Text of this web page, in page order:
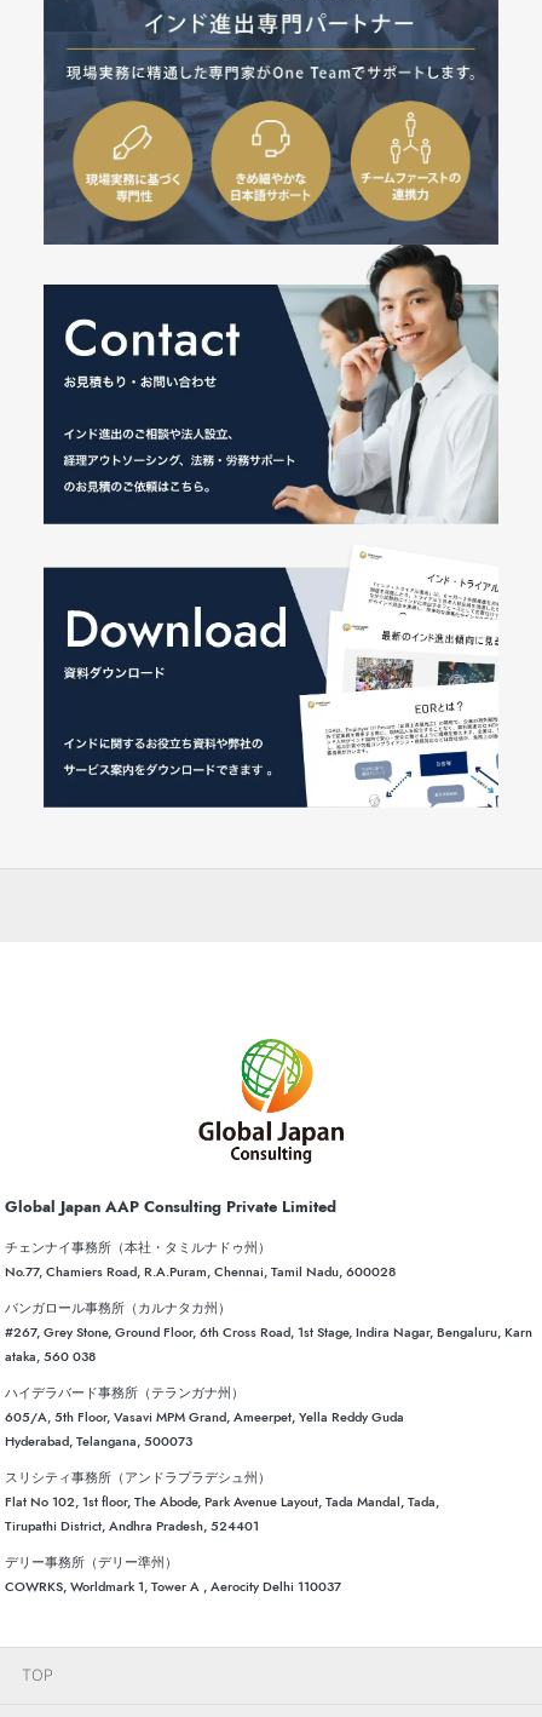
Global Japan AAP Consulting Private Limited
チェンナイ事務所（本社・タミルナドゥ州）
No.77, Chamiers Road, R.A.Puram, Chennai, Tamil Nadu, 600028
バンガロール事務所（カルナタカ州）
#267, Grey Stone, Ground Floor, 6th Cross Road, 1st Stage, Indira Nagar, Bengaluru, Karn
ataka, 560 038
ハイデラバード事務所（テランガナ州）
605/A, 5th Floor, Vasavi MPM Grand, Ameerpet, Yella Reddy Guda
Hyderabad, Telangana, 500073
スリシティ事務所（アンドラプラデシュ州）
Flat No 102, 1st floor, The Abode, Park Avenue Layout, Tada Mandal, Tada,
Tirupathi District, Andhra Pradesh, 524401
デリー事務所（デリー準州）
COWRKS, Worldmark 1, Tower A , Aerocity Delhi 110037
TOP